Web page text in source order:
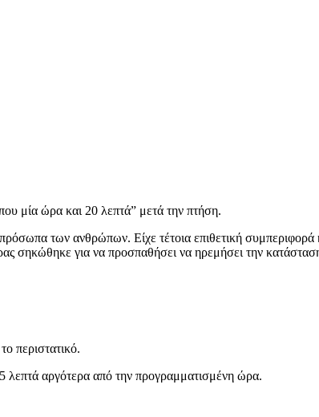
μία ώρα και 20 λεπτά” μετά την πτήση.
των ανθρώπων. Είχε τέτοια επιθετική συμπεριφορά
σηκώθηκε για να προσπαθήσει να ηρεμήσει την
περιστατικό.
λεπτά αργότερα από την προγραμματισμένη ώρα.